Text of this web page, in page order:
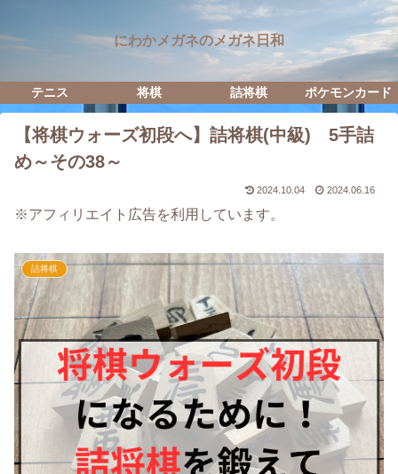
にわかメガネのメガネ日和
テニス 将棋 詰将棋 ポケモンカード
【将棋ウォーズ初段へ】詰将棋(中級) 5手詰
め～その38～
2024.10.04 2024.06.16
※アフィリエイト広告を利用しています。
詰将棋